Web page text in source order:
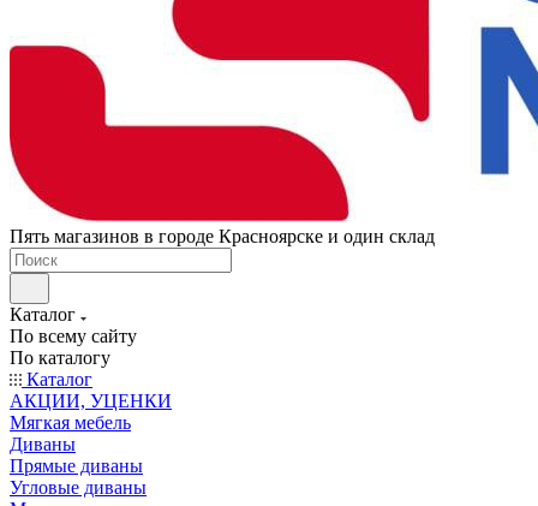
Пять магазинов в городе Красноярске и один склад
Каталог
По всему сайту
По каталогу
Каталог
АКЦИИ, УЦЕНКИ
Мягкая мебель
Диваны
Прямые диваны
Угловые диваны